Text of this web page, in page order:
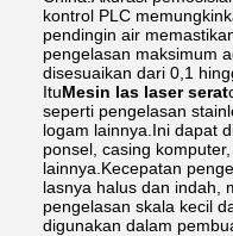
kontrol PLC
pendingin air
pengelasan maksimum
disesuaikan dari 0,1
ItuMesin las laser serat
seperti pengelasan
logam lainnya.Ini dapat
ponsel, casing
lainnya.Kecepatan
lasnya halus dan indah,
pengelasan skala kecil
digunakan dalam